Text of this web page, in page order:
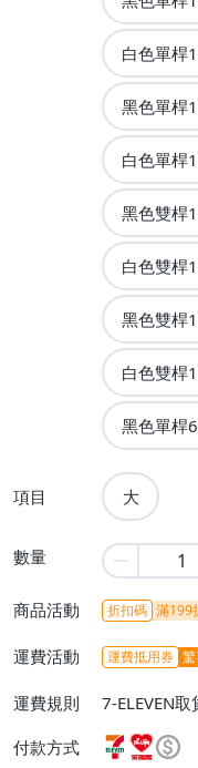
白色單桿
黑色單桿
白色單桿
黑色雙桿
白色雙桿
黑色雙桿
白色雙桿
黑色單桿
項目 大
數量
商品活動 折扣碼 滿199
運費活動 運費抵用券
運費規則
7-ELEVEN
件或消費滿
款【單件運
付款方式